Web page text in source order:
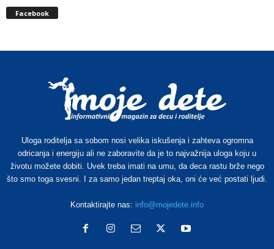
Facebook
Uloga roditelja sa sobom nosi velika iskušenja i zahteva ogromna
odricanja i energiju ali ne zaboravite da je to najvažnija uloga koju u
životu možete dobiti. Uvek treba imati na umu, da deca rastu brže nego
što smo toga svesni. I za samo jedan treptaj oka, oni će već postati ljudi.
Kontaktirajte nas: info@mojedete.info